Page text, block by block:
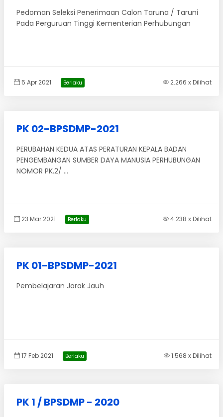
Pedoman Seleksi Penerimaan Calon Taruna / Taruni
Pada Perguruan Tinggi Kementerian Perhubungan
5 Apr 2021 Berlaku 2.266 x Dilihat
PK 02-BPSDMP-2021
PERUBAHAN KEDUA ATAS PERATURAN KEPALA BADAN
PENGEMBANGAN SUMBER DAYA MANUSIA PERHUBUNGAN
NOMOR PK.2/ ...
23 Mar 2021 Berlaku 4.238 x Dilihat
PK 01-BPSDMP-2021
Pembelajaran Jarak Jauh
17 Feb 2021 Berlaku 1.568 x Dilihat
PK 1 / BPSDMP - 2020